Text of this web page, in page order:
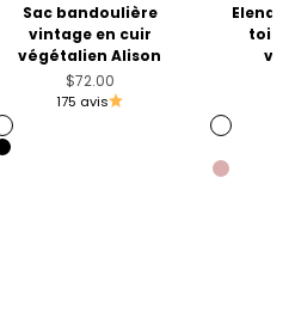
Sac bandoulière
vintage en cuir
végétalien Alison
Prix de vente
$72.00
175 avis
Angola Red
Black
Elena
Sage
Golden
Blush